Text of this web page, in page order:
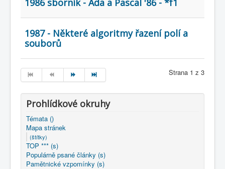
1986 sborník - Ada a Pascal '86 - *f1
1987 - Některé algoritmy řazení polí a
souborů
Strana 1 z 3
Prohlídkové okruhy
Témata ()
Mapa stránek
(štítky)
TOP *** (s)
Populárně psané články (s)
Pamětnické vzpomínky (s)